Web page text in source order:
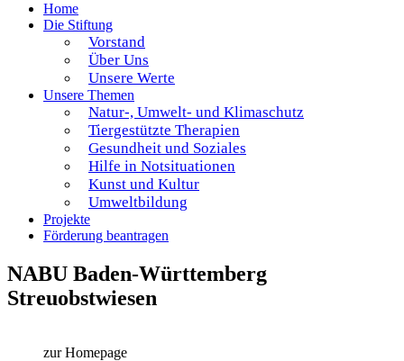
Home
Die Stiftung
Vorstand
Über Uns
Unsere Werte
Unsere Themen
Natur-, Umwelt- und Klimaschutz
Tiergestützte Therapien
Gesundheit und Soziales
Hilfe in Notsituationen
Kunst und Kultur
Umweltbildung
Projekte
Förderung beantragen
NABU Baden-Württemberg
Streuobstwiesen
zur Homepage